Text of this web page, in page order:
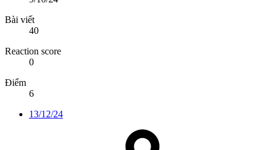
Bài viết
40
Reaction score
0
Điểm
6
13/12/24